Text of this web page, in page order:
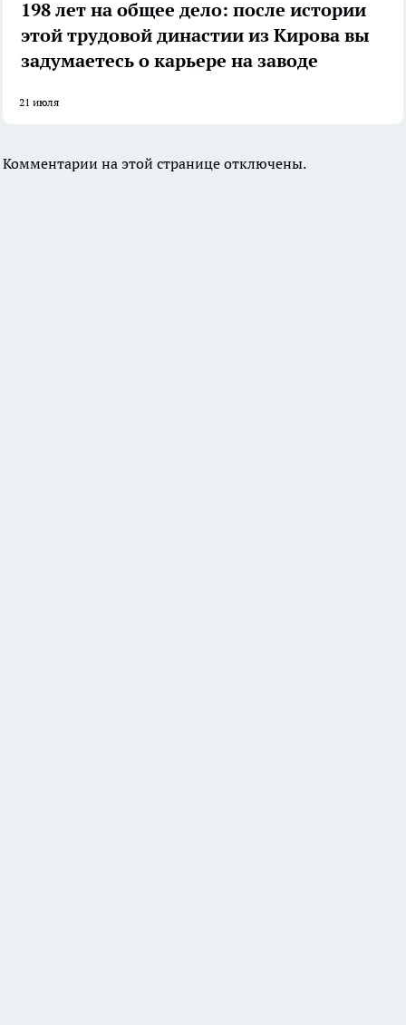
198 лет на общее дело: после истории
этой трудовой династии из Кирова вы
задумаетесь о карьере на заводе
21 июля
Комментарии на этой странице отключены.